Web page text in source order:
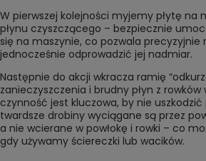
W pierwszej kolejności myjemy płytę na
płynu czyszczącego – bezpiecznie
się na maszynie, co pozwala precyzyjnie
jednocześnie odprowadzić jej nadmiar.
Następnie do akcji wkracza ramię
zanieczyszczenia i brudny płyn z
czynność jest kluczowa, by nie uszkodzić
twardsze drobiny wyciągane są przez
a nie wcierane w powłokę i rowki – co
gdy używamy ściereczki lub wacików.